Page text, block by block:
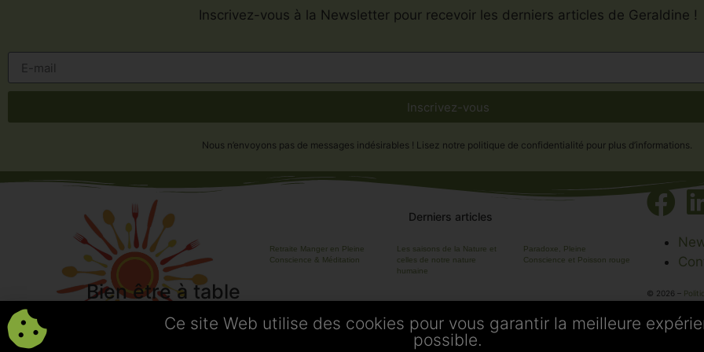
Inscrivez-vous à la Newsletter pour recevoir les derniers articles de Geraldine !
Inscrivez-vous
Nous n’envoyons pas de messages indésirables ! Lisez notre politique de confidentialité pour plus d’informations.
Bien être à table
Géraldine DESINDES
Derniers articles
Retraite Manger en Pleine
Conscience & Méditation
Les saisons de la Nature et
celles de notre nature
humaine
Paradoxe, Pleine
Conscience et Poisson rouge
© 2026 –
creation-de.site
Ce site Web utilise des cookies pour vous garantir la meilleure
possible.